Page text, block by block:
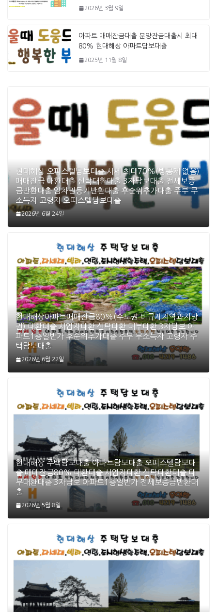
2026년 3월 9일
아파트 매매잔금대출 분양잔금대출시 최대
80% 현대해상 아파트담보대출
2025년 11월 8일
현대해상 오피스텔담보대출 시세 최대70%(방공제 없음)
매매잔금 대환대출 신탁대환대출 3자담보대출 전세보증
금반환대출 임차권등기반환대출 후순위추가대출 주부 무
소득자 고령자 오피스텔담보대출
2026년 6월 24일
현대해상아파트매매잔금80%(수도권 비규제지역과지방
권) 대환대출 사업자대환 신탁대환 대부대환 3자담보 아
파트1층일반가 후순위추가대출 주부 무소득자 고령자 주
택담보대출
2026년 6월 22일
현대해상 주택담보대출 아파트담보대출 오피스텔담보대
출 매매잔금80% 대환대출 사업자대환 신탁대환대출 대
부대환대출 3자담보 아파트1층일반가 전세보증금반환대
출
2026년 5월 8일